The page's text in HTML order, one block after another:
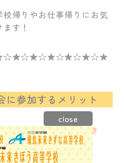
帰りやお仕事帰りにお気
す！
に参加するメリット
不安な事項を解消でき
close